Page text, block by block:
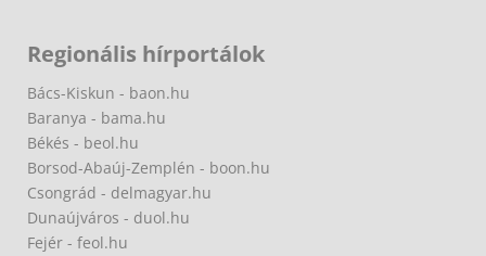
Regionális hírportálok
Bács-Kiskun - baon.hu
Baranya - bama.hu
Békés - beol.hu
Borsod-Abaúj-Zemplén - boon.hu
Csongrád - delmagyar.hu
Dunaújváros - duol.hu
Fejér - feol.hu